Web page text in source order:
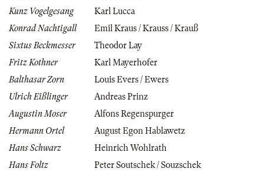
Kunz Vogelgesang
Karl Lucca
Konrad Nachtigall
Emil Kraus / Krauss / Krauß
Sixtus Beckmesser
Theodor Lay
Fritz Kothner
Karl Mayerhofer
Balthasar Zorn
Louis Evers / Ewers
Ulrich Eißlinger
Andreas Prinz
Augustin Moser
Alfons Regenspurger
Hermann Ortel
August Egon Hablawetz
Hans Schwarz
Heinrich Wohlrath
Hans Foltz
Peter Soutschek / Souzschek